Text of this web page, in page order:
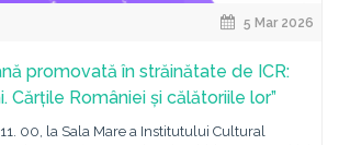
5 Mar 2026
promovată în străinătate de ICR:
Cărțile României și călătoriile lor”
00, la Sala Mare a Institutului Cultural